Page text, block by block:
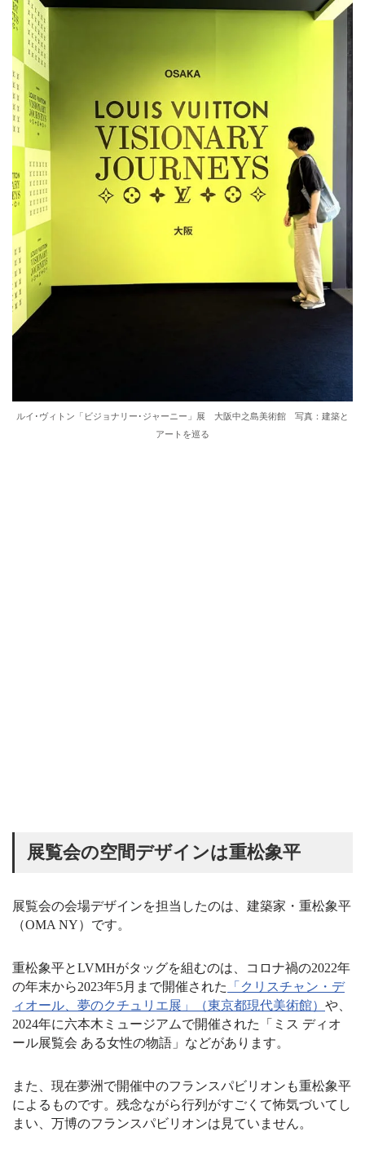
ルイ･ヴィトン「ビジョナリー･ジャーニー」展 大阪中之島美術館 写真：建築と
アートを巡る
展覧会の空間デザインは重松象平
展覧会の会場デザインを担当したのは、建築家・重松象平
（OMA NY）です。
重松象平とLVMHがタッグを組むのは、コロナ禍の2022年
の年末から2023年5月まで開催された
「クリスチャン・デ
ィオール、夢のクチュリエ展」（東京都現代美術館） や、
2024年に六本木ミュージアムで開催された「ミス ディオ
ール展覧会 ある女性の物語」などがあります。
また、現在夢洲で開催中のフランスパビリオンも重松象平
によるものです。残念ながら行列がすごくて怖気づいてし
まい、万博のフランスパビリオンは見ていません。